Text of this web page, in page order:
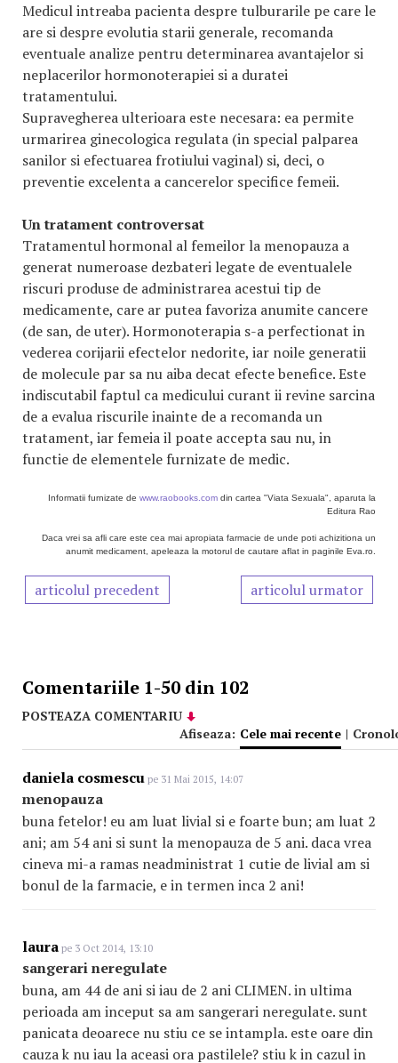
Medicul intreaba pacienta despre tulburarile pe care le
are si despre evolutia starii generale, recomanda
eventuale analize pentru determinarea avantajelor si
neplacerilor hormonoterapiei si a duratei
tratamentului.
Supravegherea ulterioara este necesara: ea permite
urmarirea ginecologica regulata (in special palparea
sanilor si efectuarea frotiului vaginal) si, deci, o
preventie excelenta a cancerelor specifice femeii.
Un tratament controversat
Tratamentul hormonal al femeilor la menopauza a
generat numeroase dezbateri legate de eventualele
riscuri produse de administrarea acestui tip de
medicamente, care ar putea favoriza anumite cancere
(de san, de uter). Hormonoterapia s-a perfectionat in
vederea corijarii efectelor nedorite, iar noile generatii
de molecule par sa nu aiba decat efecte benefice. Este
indiscutabil faptul ca medicului curant ii revine sarcina
de a evalua riscurile inainte de a recomanda un
tratament, iar femeia il poate accepta sau nu, in
functie de elementele furnizate de medic.
Informatii furnizate de www.raobooks.com din cartea "Viata Sexuala", aparuta la
Editura Rao
Daca vrei sa afli care este cea mai apropiata farmacie de unde poti achizitiona un
anumit medicament, apeleaza la motorul de cautare aflat in paginile Eva.ro.
articolul precedent articolul urmator
Comentariile 1-50 din 102
POSTEAZA COMENTARIU
Afiseaza: Cele mai recente |
daniela cosmescu pe 31 Mai 2015, 14:07
menopauza
buna fetelor! eu am luat livial si e foarte bun; am luat 2
ani; am 54 ani si sunt la menopauza de 5 ani. daca vrea
cineva mi-a ramas neadministrat 1 cutie de livial am si
bonul de la farmacie, e in termen inca 2 ani!
laura pe 3 Oct 2014, 13:10
sangerari neregulate
buna, am 44 de ani si iau de 2 ani CLIMEN. in ultima
perioada am inceput sa am sangerari neregulate. sunt
panicata deoarece nu stiu ce se intampla. este oare din
cauza k nu iau la aceasi ora pastilele? stiu k in cazul in